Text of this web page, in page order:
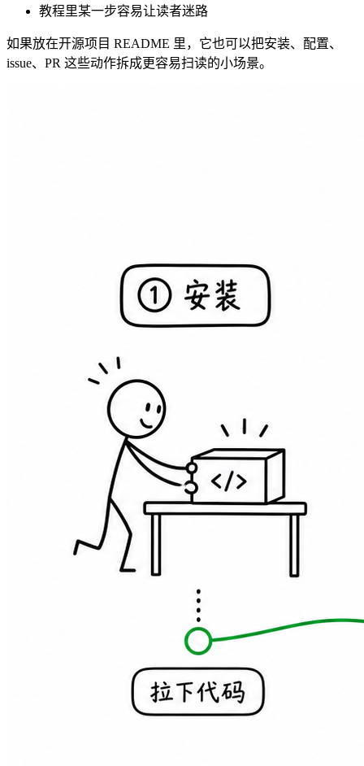
教程里某一步容易让读者迷路
如果放在开源项目 README 里，它也可以把安装、配置、
issue、PR 这些动作拆成更容易扫读的小场景。